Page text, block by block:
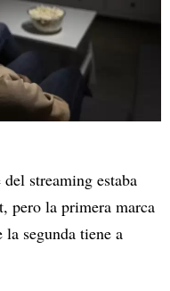
streaming estaba
pero la primera marca
segunda tiene a